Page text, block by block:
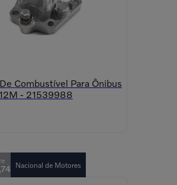
Combustível Para Ônibus
- 21539988
,74 Nacional de Motores